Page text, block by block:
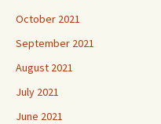
October 2021
September 2021
August 2021
July 2021
June 2021